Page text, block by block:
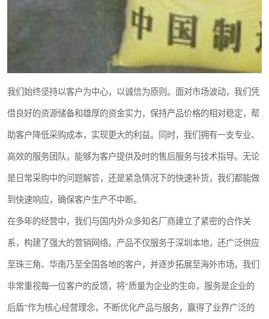
我们始终坚持以客户为中心，以诚信为原则。面对市场波动，我们凭
借良好的资源储备和雄厚的资金实力，保持产品价格的相对稳定，帮
助客户降低采购成本，实现更大的利益。同时，我们拥有一支专业、
高效的服务团队，能够为客户提供及时的售后服务与技术指导。无论
是日常采购中的问题解答，还是紧急情况下的快速补货，我们都能做
到快速响应，确保客户生产不中断。
在多年的经营中，我们与国内外众多知名厂商建立了紧密的合作关
系，构建了强大的营销网络。产品不仅服务于深圳本地，还广泛供应
至珠三角、华南乃至全国各地的客户，并逐步拓展至海外市场。我们
非常重视每一位客户的反馈，将“质量为企业的生命，服务是企业的
后盾”作为核心经营理念，不断优化产品与服务，赢得了业界广泛的